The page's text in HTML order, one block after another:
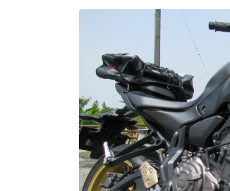
・人気記事ランキング
・杉浦かおるのバイク遍歴
・バイクアイテムレビュー
・PCX(JK05）